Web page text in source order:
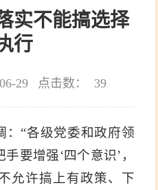
实不能搞选择
行
29 点击数： 39
：“各级党委和政府领
要增强‘四个意识’，
允许搞上有政策、下